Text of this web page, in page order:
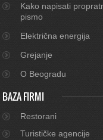
Kako napisati
pismo
Električna energija
Grejanje
O Beogradu
BAZA FIRMI
Restorani
Turističke agencije